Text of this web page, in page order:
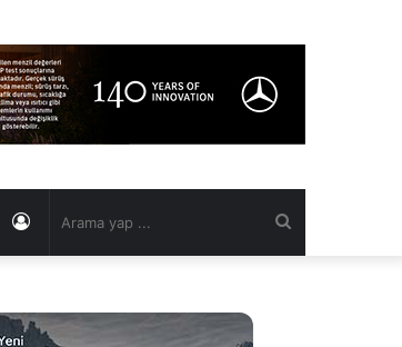
Kayıt